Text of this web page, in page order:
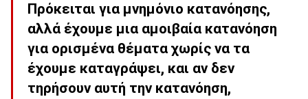
Πρόκειται για μνημόνιο κατανόησης,
αλλά έχουμε μια αμοιβαία κατανόηση
για ορισμένα θέματα χωρίς να τα
έχουμε καταγράψει, και αν δεν
τηρήσουν αυτή την κατανόηση,